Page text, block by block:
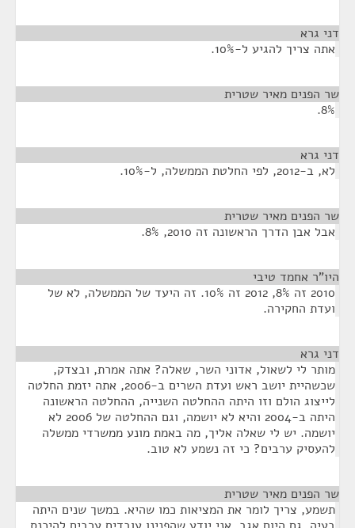
דני גרא
אתה צריך להגיע ל-10%.
שר הפנים מאיר שטרית
8%.
דני גרא
לא, ב-2012, לפי החלטת הממשלה, ל-10%.
שר הפנים מאיר שטרית
אבל אבן הדרך הראשונה זה 2010, 8%.
היו"ר אחמד טיבי
2010 זה 8%, 2012 זה 10%. זה היעד של הממשלה, לא של
ועדת החקירה.
דני גרא
מותר לי לשאול, אדוני השר, שאלה? אתה אמרת, ובצדק,
שכשהיית יושב ראש ועדת השרים ב-2006, אתה יזמת החלטה
לייצוג הולם וזו היתה ההחלטה השנייה, ההחלטה הראשונה
היתה ב-2004 והיא לא יושמה, וגם ההחלטה של 2006 לא
יושמה. יש לי שאלה אליך, מה באמת מונע ממשרדי ממשלה
להעסיק ערבים? כי זה נשמע לא טוב.
שר הפנים מאיר שטרית
תשמע, צריך לומר את המציאות כמו שהיא. במשך שנים היתה